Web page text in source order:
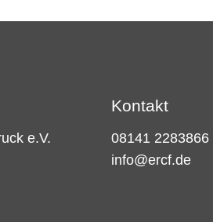
e.V.
Kontakt
08141 2283866
info@ercf.de